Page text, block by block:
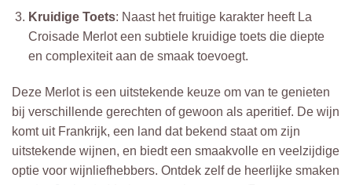
Kruidige Toets: Naast het fruitige karakter heeft La
Croisade Merlot een subtiele kruidige toets die diepte
en complexiteit aan de smaak toevoegt.
Deze Merlot is een uitstekende keuze om van te genieten
bij verschillende gerechten of gewoon als aperitief. De wijn
komt uit Frankrijk, een land dat bekend staat om zijn
uitstekende wijnen, en biedt een smaakvolle en veelzijdige
optie voor wijnliefhebbers. Ontdek zelf de heerlijke smaken